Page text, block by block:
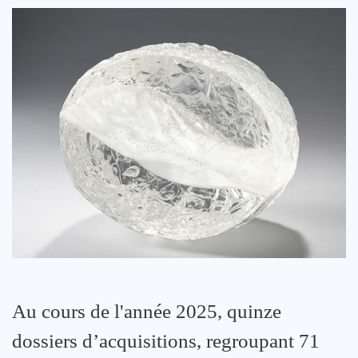
Au cours de l'année 2025, quinze
dossiers d’acquisitions, regroupant 71